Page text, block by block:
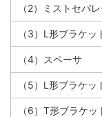
（2）ミストセパ
（3）L形ブラケッ
（4）スペーサ
（5）L形ブラケ
（6）T形ブラケ